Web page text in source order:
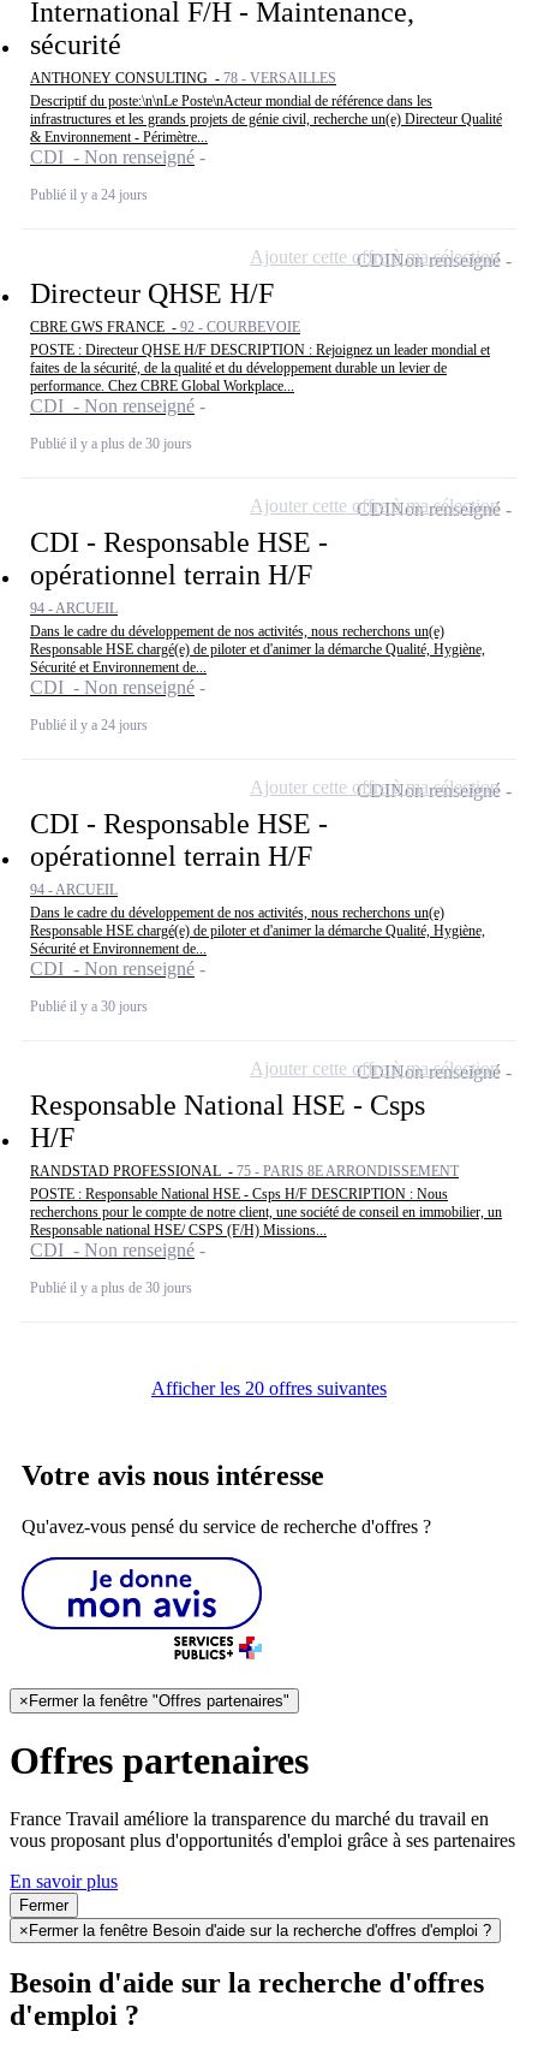
International F/H - Maintenance,
sécurité
ANTHONEY CONSULTING - 78 - VERSAILLES
Descriptif du poste:\n\nLe Poste\nActeur mondial de référence dans les
infrastructures et les grands projets de génie civil, recherche un(e) Directeur Qualité
& Environnement - Périmètre...
CDI - Non renseigné
Publié il y a 24 jours
Directeur QHSE H/F
CBRE GWS FRANCE - 92 - COURBEVOIE
POSTE : Directeur QHSE H/F DESCRIPTION : Rejoignez un leader mondial et
faites de la sécurité, de la qualité et du développement durable un levier de
performance. Chez CBRE Global Workplace...
CDI - Non renseigné
Publié il y a plus de 30 jours
CDINon renseigné
Ajouter cette offre à ma sélection
CDI - Responsable HSE -
opérationnel terrain H/F
94 - ARCUEIL
Dans le cadre du développement de nos activités, nous recherchons un(e)
Responsable HSE chargé(e) de piloter et d'animer la démarche Qualité, Hygiène,
Sécurité et Environnement de...
CDI - Non renseigné
Publié il y a 24 jours
CDINon renseigné
Ajouter cette offre à ma sélection
CDI - Responsable HSE -
opérationnel terrain H/F
94 - ARCUEIL
Dans le cadre du développement de nos activités, nous recherchons un(e)
Responsable HSE chargé(e) de piloter et d'animer la démarche Qualité, Hygiène,
Sécurité et Environnement de...
CDI - Non renseigné
Publié il y a 30 jours
CDINon renseigné
Ajouter cette offre à ma sélection
Responsable National HSE - Csps
H/F
RANDSTAD PROFESSIONAL - 75 - PARIS 8E ARRONDISSEMENT
POSTE : Responsable National HSE - Csps H/F DESCRIPTION : Nous
recherchons pour le compte de notre client, une société de conseil en immobilier, un
Responsable national HSE/ CSPS (F/H) Missions...
CDI - Non renseigné
Publié il y a plus de 30 jours
CDINon renseigné
Ajouter cette offre à ma sélection
Afficher les 20 offres suivantes
Votre avis nous intéresse
Qu'avez-vous pensé du service de recherche d'offres ?
×Fermer la fenêtre "Offres partenaires"
Offres partenaires
France Travail améliore la transparence du marché du travail en
vous proposant plus d'opportunités d'emploi grâce à ses partenaires
En savoir plus
Fermer
× Fermer la fenêtre Besoin d'aide sur la recherche d'offres d'emploi ?
Besoin d'aide sur la recherche d'offres
d'emploi ?